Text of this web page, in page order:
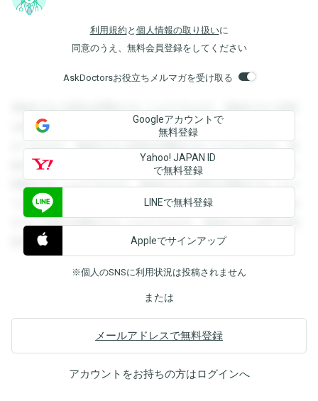
利用規約 と 個人情報の取り扱いに
同意のうえ、無料会員登録をしてください
AskDoctorsお役立ちメルマガを受け取る
登録すると回答を閲覧することができます。登録すると回答
を閲覧することができます。登録すると回答を閲覧すること
ができます。登録すると回答を閲覧することができます。登
録すると回答を閲覧することができます。登録すると回答を
閲覧することができます。登録すると回答を閲覧することが
できます。登録すると回答を閲覧することができます。登録
すると回答を閲覧することができます。登録すると回答を閲
覧することができます。
Googleアカウントで
無料登録
Yahoo! JAPAN ID
で無料登録
LINEで無料登録
Appleでサインアップ
※個人のSNSに利用状況は投稿されません
または
メールアドレスで無料登録
アカウントをお持ちの方はログインへ